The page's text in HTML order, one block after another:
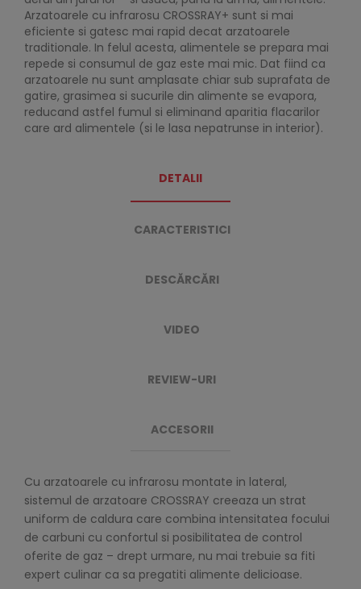
Arzatoarele cu infrarosu CROSSRAY+ sunt si mai
eficiente si gatesc mai rapid decat arzatoarele
traditionale. In felul acesta, alimentele se prepara mai
repede si consumul de gaz este mai mic. Dat fiind ca
arzatoarele nu sunt amplasate chiar sub suprafata de
gatire, grasimea si sucurile din alimente se evapora,
reducand astfel fumul si eliminand aparitia flacarilor
care ard alimentele (si le lasa nepatrunse in interior).
DETALII
CARACTERISTICI
DESCĂRCĂRI
VIDEO
REVIEW-URI
ACCESORII
Cu arzatoarele cu infrarosu montate in lateral,
sistemul de arzatoare CROSSRAY creeaza un strat
uniform de caldura care combina intensitatea focului
de carbuni cu confortul si posibilitatea de control
oferite de gaz – drept urmare, nu mai trebuie sa fiti
expert culinar ca sa pregatiti alimente delicioase.